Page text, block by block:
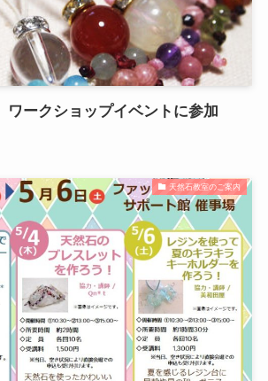
ワークショップイベントに参加
天然石教室のご案内